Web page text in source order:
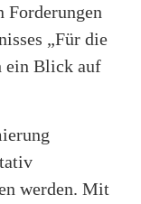
Forderungen
„Für die
ein Blick auf
werden. Mit